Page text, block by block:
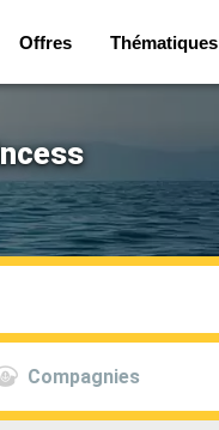
Offres Thématiques
Compagnies